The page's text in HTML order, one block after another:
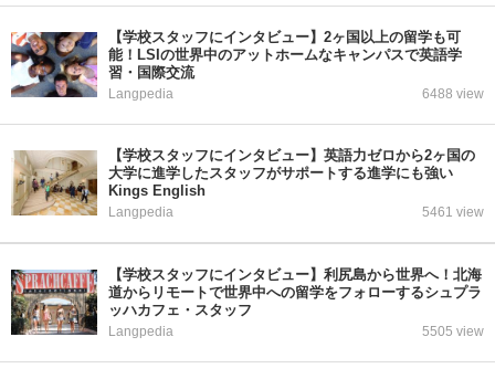
【学校スタッフにインタビュー】2ヶ国以上の留学も可
能！LSIの世界中のアットホームなキャンパスで英語学
習・国際交流
Langpedia 6488 view
【学校スタッフにインタビュー】英語力ゼロから2ヶ国の
大学に進学したスタッフがサポートする進学にも強い
Kings English
Langpedia 5461 view
【学校スタッフにインタビュー】利尻島から世界へ！北海
道からリモートで世界中への留学をフォローするシュプラ
ッハカフェ・スタッフ
Langpedia 5505 view